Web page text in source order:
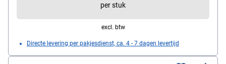
per stuk
excl. btw
Directe levering per pakjesdienst, ca. 4 - 7 dagen levertijd